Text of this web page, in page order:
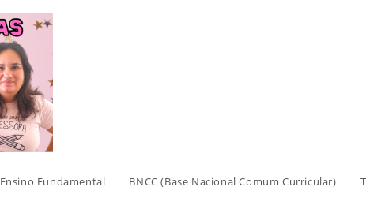
Ensino Fundamental BNCC (Base Nacional Comum Curricular)